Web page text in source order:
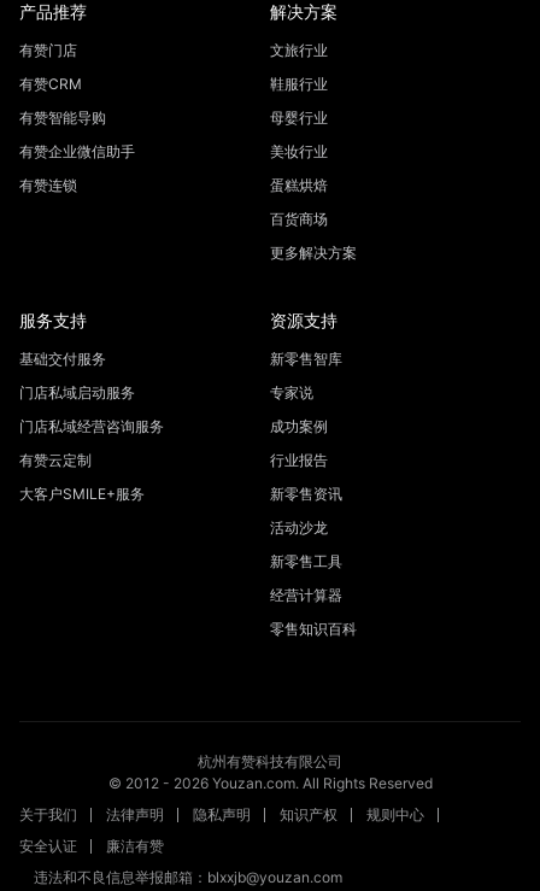
产品推荐
有赞门店
有赞CRM
有赞智能导购
有赞企业微信助手
有赞连锁
解决方案
文旅行业
鞋服行业
母婴行业
美妆行业
蛋糕烘焙
百货商场
更多解决方案
服务支持
基础交付服务
门店私域启动服务
门店私域经营咨询服务
有赞云定制
大客户SMILE+服务
资源支持
新零售智库
专家说
成功案例
行业报告
新零售资讯
活动沙龙
新零售工具
经营计算器
零售知识百科
杭州有赞科技有限公司
© 2012 - 2026Youzan.com. All Rights Reserved
关于我们
法律声明 隐私声明 知识产权
规则中心
安全认证
廉洁有赞
违法和不良信息举报邮箱：blxxjb@youzan.com